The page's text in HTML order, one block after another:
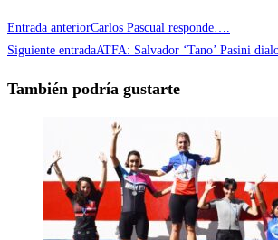
Entrada anteriorCarlos Pascual responde….
Siguiente entradaATFA: Salvador ‘Tano’ Pasini
También podría gustarte